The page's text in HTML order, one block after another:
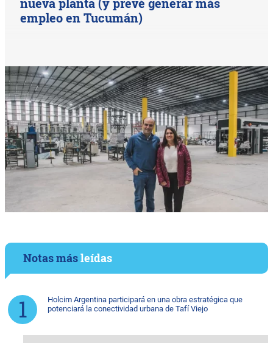
empleo en Tucumán)
Notas másleídas
Holcim Argentina participará en una obra estratégica que
potenciará la conectividad urbana de Tafí Viejo